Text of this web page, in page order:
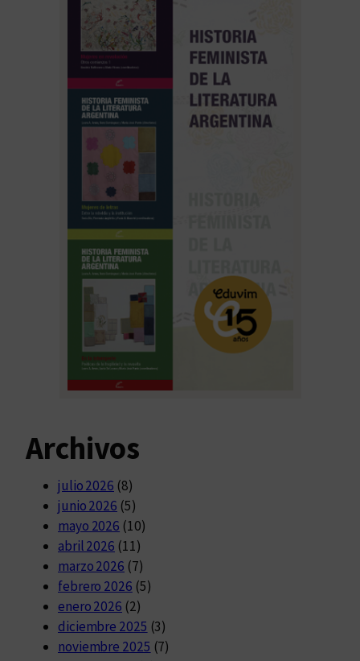
Archivos
julio 2026 (8)
junio 2026 (5)
mayo 2026 (10)
abril 2026 (11)
marzo 2026 (7)
febrero 2026 (5)
enero 2026 (2)
diciembre 2025 (3)
noviembre 2025 (7)